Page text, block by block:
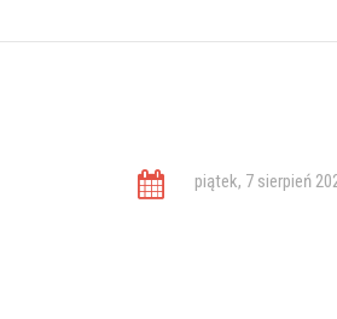
piątek, 7 sierpień